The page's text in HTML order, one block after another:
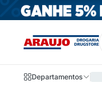
Departamentos